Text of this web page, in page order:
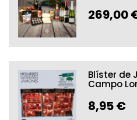
269,00
Blíster de
Campo
8,95 €